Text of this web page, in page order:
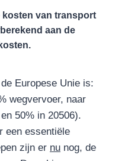
kosten van transport
aan de
Europese Unie is:
wegvervoer, naar
50% in 20506).
een essentiële
zijn er nu nog, de